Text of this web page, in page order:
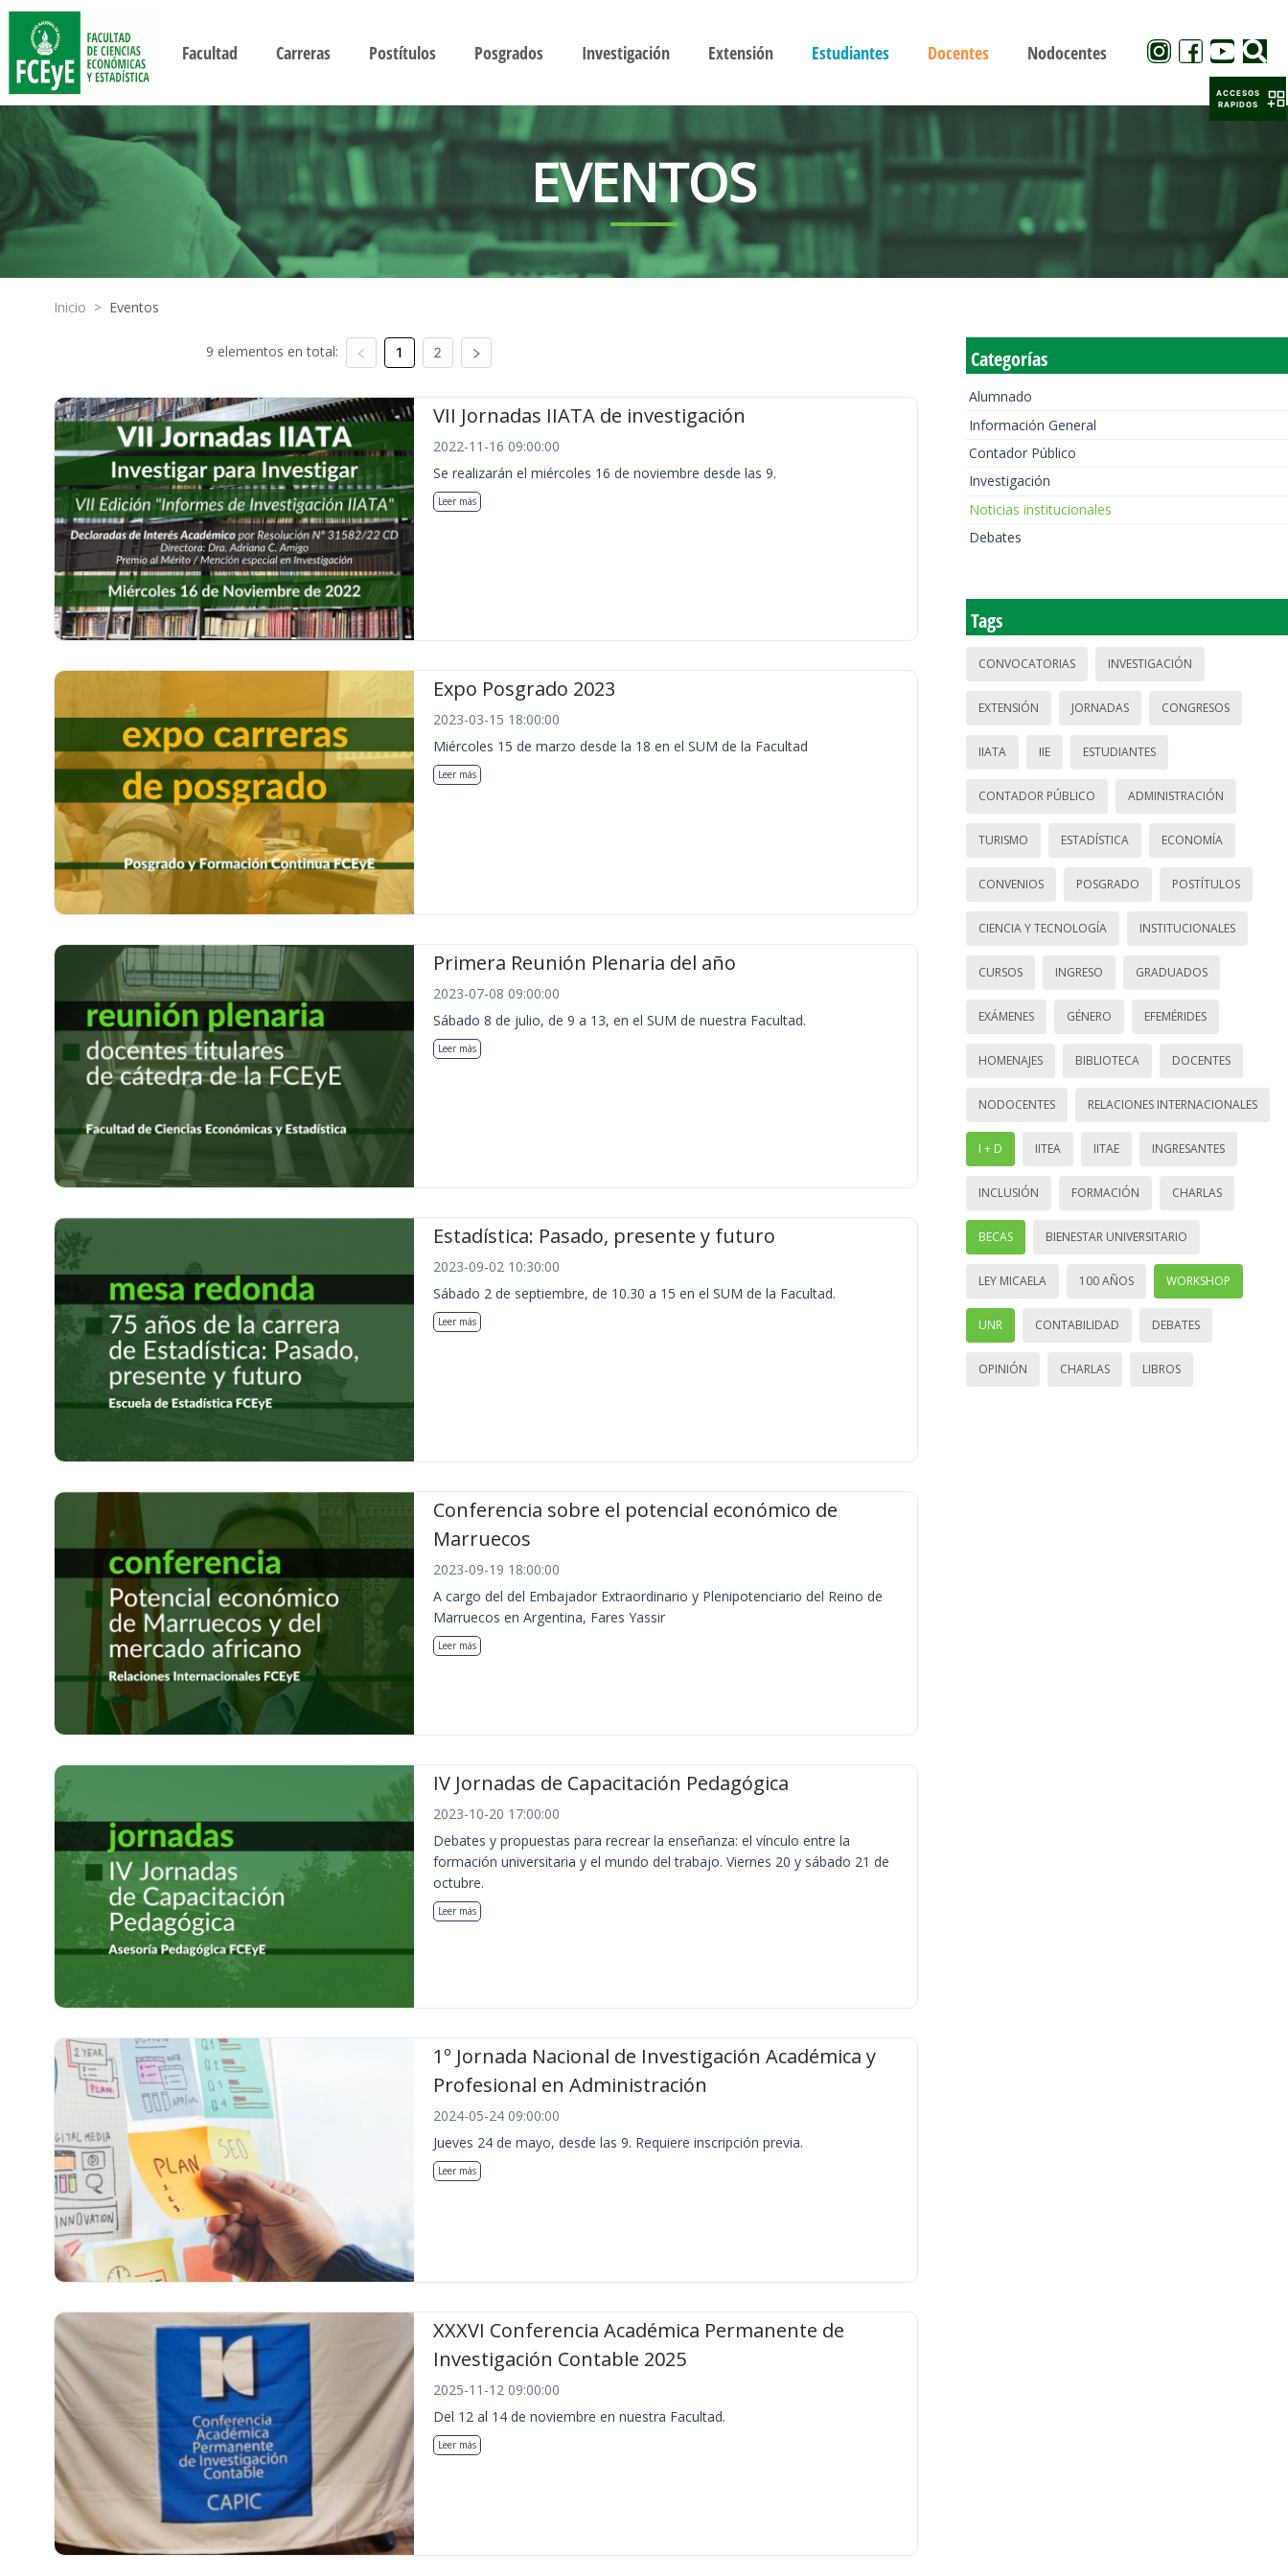
Facultad Carreras Postítulos Posgrados Investigación Extensión Estudiantes Docentes Nodocentes
EVENTOS
Inicio > Eventos
9 elementos en total: 1 2
VII Jornadas IIATA de investigación
2022-11-16 09:00:00
Se realizarán el miércoles 16 de noviembre desde las 9.
Leer más
Expo Posgrado 2023
2023-03-15 18:00:00
Miércoles 15 de marzo desde la 18 en el SUM de la Facultad
Leer más
Primera Reunión Plenaria del año
2023-07-08 09:00:00
Sábado 8 de julio, de 9 a 13, en el SUM de nuestra Facultad.
Leer más
Estadística: Pasado, presente y futuro
2023-09-02 10:30:00
Sábado 2 de septiembre, de 10.30 a 15 en el SUM de la Facultad.
Leer más
Conferencia sobre el potencial económico de
Marruecos
2023-09-19 18:00:00
A cargo del del Embajador Extraordinario y Plenipotenciario del Reino de
Marruecos en Argentina, Fares Yassir
Leer más
IV Jornadas de Capacitación Pedagógica
2023-10-20 17:00:00
Debates y propuestas para recrear la enseñanza: el vínculo entre la
formación universitaria y el mundo del trabajo. Viernes 20 y sábado 21 de
octubre.
Leer más
1º Jornada Nacional de Investigación Académica y
Profesional en Administración
2024-05-24 09:00:00
Jueves 24 de mayo, desde las 9. Requiere inscripción previa.
Leer más
XXXVI Conferencia Académica Permanente de
Investigación Contable 2025
2025-11-12 09:00:00
Del 12 al 14 de noviembre en nuestra Facultad.
Leer más
Categorías
Alumnado
Información General
Contador Público
Investigación
Noticias institucionales
Debates
Tags
CONVOCATORIAS INVESTIGACIÓN
EXTENSIÓN JORNADAS CONGRESOS
IIATA IIE ESTUDIANTES
CONTADOR PÚBLICO ADMINISTRACIÓN
TURISMO ESTADÍSTICA ECONOMÍA
CONVENIOS POSGRADO POSTÍTULOS
CIENCIA Y TECNOLOGÍA INSTITUCIONALES
CURSOS INGRESO GRADUADOS
EXÁMENES GÉNERO EFEMÉRIDES
HOMENAJES BIBLIOTECA DOCENTES
NODOCENTES RELACIONES INTERNACIONALES
I + D IITEA IITAE INGRESANTES
INCLUSIÓN FORMACIÓN CHARLAS
BECAS BIENESTAR UNIVERSITARIO
LEY MICAELA 100 AÑOS WORKSHOP
UNR CONTABILIDAD DEBATES
OPINIÓN CHARLAS LIBROS
ACCESOS
RAPIDOS